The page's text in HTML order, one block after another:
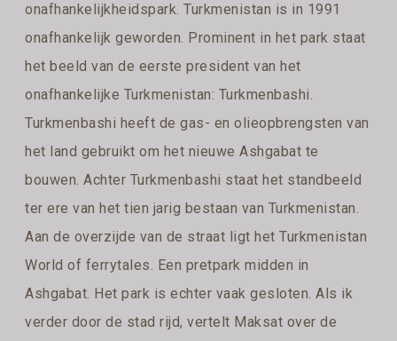
onafhankelijkheidspark. Turkmenistan is in 1991
onafhankelijk geworden. Prominent in het park staat
het beeld van de eerste president van het
onafhankelijke Turkmenistan: Turkmenbashi.
Turkmenbashi heeft de gas- en olieopbrengsten van
het land gebruikt om het nieuwe Ashgabat te
bouwen. Achter Turkmenbashi staat het standbeeld
ter ere van het tien jarig bestaan van Turkmenistan.
Aan de overzijde van de straat ligt het Turkmenistan
World of ferrytales. Een pretpark midden in
Ashgabat. Het park is echter vaak gesloten. Als ik
verder door de stad rijd, vertelt Maksat over de